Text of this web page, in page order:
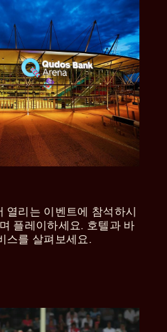
열리는 이벤트에 참석하시
플레이하세요. 호텔과 바
스를 살펴보세요.